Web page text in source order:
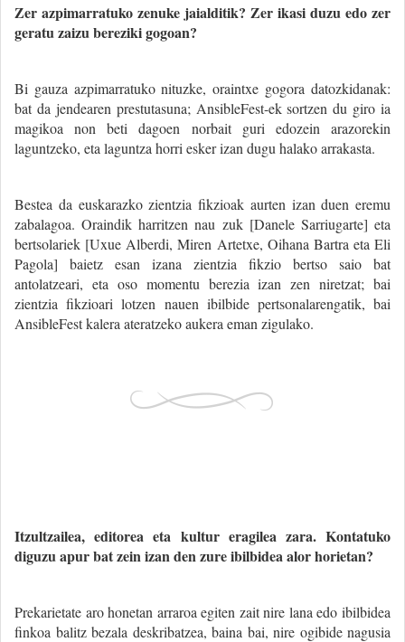
Zer azpimarratuko zenuke jaialditik? Zer ikasi duzu edo zer
geratu zaizu bereziki gogoan?
Bi gauza azpimarratuko nituzke, oraintxe gogora datozkidanak:
bat da jendearen prestutasuna; AnsibleFest-ek sortzen du giro ia
magikoa non beti dagoen norbait guri edozein arazorekin
laguntzeko, eta laguntza horri esker izan dugu halako arrakasta.
Bestea da euskarazko zientzia fikzioak aurten izan duen eremu
zabalagoa. Oraindik harritzen nau zuk [Danele Sarriugarte] eta
bertsolariek [Uxue Alberdi, Miren Artetxe, Oihana Bartra eta Eli
Pagola] baietz esan izana zientzia fikzio bertso saio bat
antolatzeari, eta oso momentu berezia izan zen niretzat; bai
zientzia fikzioari lotzen nauen ibilbide pertsonalarengatik, bai
AnsibleFest kalera ateratzeko aukera eman zigulako.
Itzultzailea, editorea eta kultur eragilea zara. Kontatuko
diguzu apur bat zein izan den zure ibilbidea alor horietan?
Prekarietate aro honetan arraroa egiten zait nire lana edo ibilbidea
finkoa balitz bezala deskribatzea, baina bai, nire ogibide nagusia